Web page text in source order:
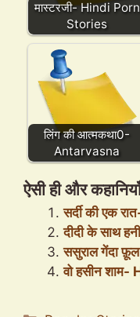
मास्टरजी- Hindi Porn
Stories
लिंग की आत्मकथा0-
Antarvasna
ऐसी ही और
सर्दी की एक
दीदी के साथ
ससुराल गेंदा
वो हसीन